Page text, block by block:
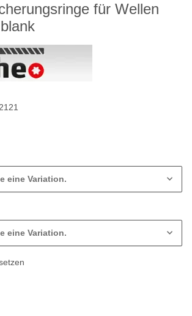
für Wellen
eine Variation.
eine Variation.